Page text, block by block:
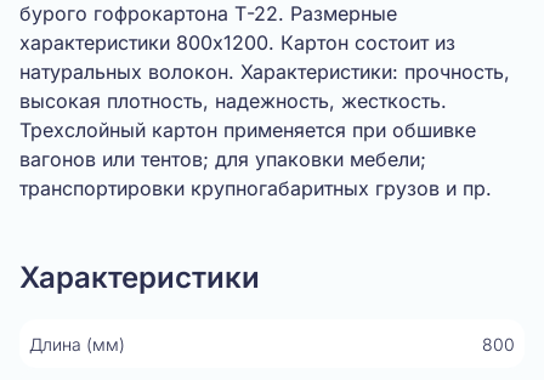
бурого гофрокартона Т-22. Размерные
характеристики 800х1200. Картон состоит из
натуральных волокон. Характеристики: прочность,
высокая плотность, надежность, жесткость.
Трехслойный картон применяется при обшивке
вагонов или тентов; для упаковки мебели;
транспортировки крупногабаритных грузов и пр.
Характеристики
Длина (мм) 800